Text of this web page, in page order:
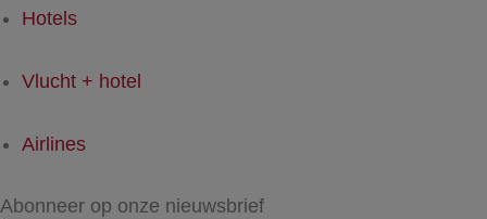
Hotels
Vlucht + hotel
Airlines
Abonneer op onze nieuwsbrief